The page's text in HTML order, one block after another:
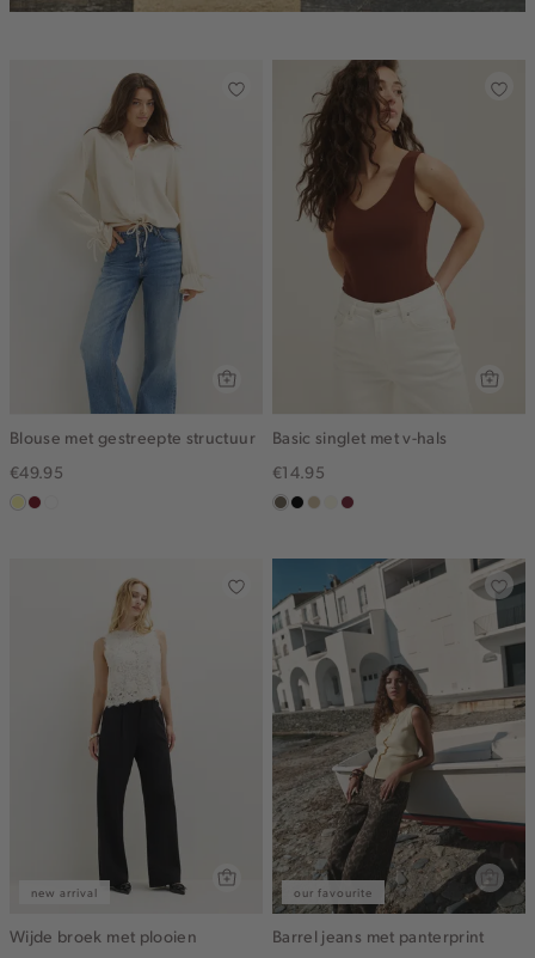
Blouse met gestreepte structuur
€49.95
lichtgeel
rood,
Basic singlet met v-hals
€14.95
middenbruin
zwartlichtzand
wit,
white
bordeaux
new arrival
Wijde broek met plooien
our favourite
Barrel jeans met panterprint